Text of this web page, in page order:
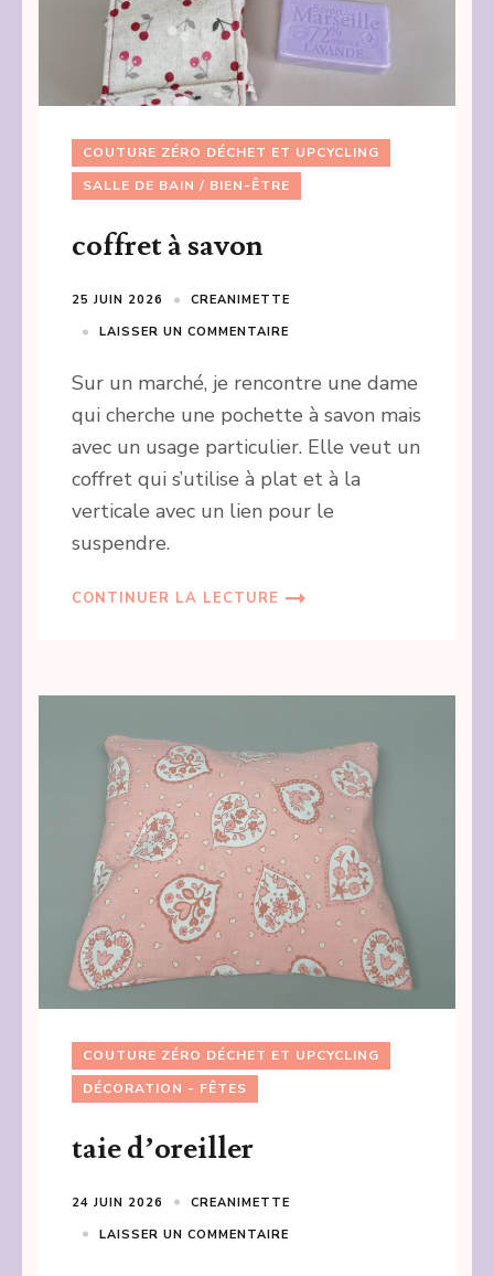
COUTURE ZÉRO DÉCHET ET UPCYCLING
SALLE DE BAIN / BIEN-ÊTRE
coffret à savon
25 JUIN 2026
CREANIMETTE
LAISSER UN COMMENTAIRE
Sur un marché, je rencontre une dame
qui cherche une pochette à savon mais
avec un usage particulier. Elle veut un
coffret qui s’utilise à plat et à la
verticale avec un lien pour le
suspendre.
CONTINUER LA LECTURE
COUTURE ZÉRO DÉCHET ET UPCYCLING
DÉCORATION - FÊTES
taie d’oreiller
24 JUIN 2026
CREANIMETTE
LAISSER UN COMMENTAIRE